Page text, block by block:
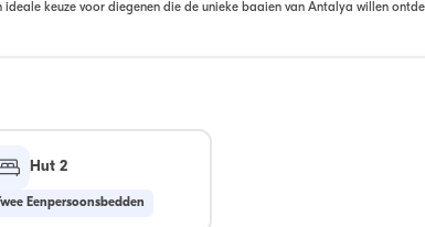
ideale keuze voor diegenen die de unieke baaien van Antalya willen
Hut 2
Eenpersoonsbedden